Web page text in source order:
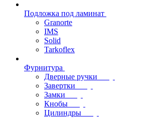
Подложка под ламинат
Granorte
IMS
Solid
Tarkoflex
Фурнитура
Дверные ручки
Завертки
Замки
Кнобы
Цилиндры